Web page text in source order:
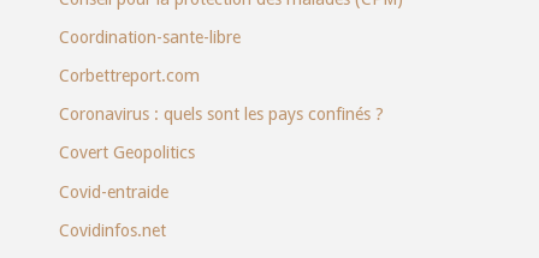
Coordination-sante-libre
Corbettreport.com
Coronavirus : quels sont les pays confinés ?
Covert Geopolitics
Covid-entraide
Covidinfos.net